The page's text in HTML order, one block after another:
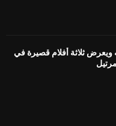
ويعرض ثلاثة أفلام قصيرة في